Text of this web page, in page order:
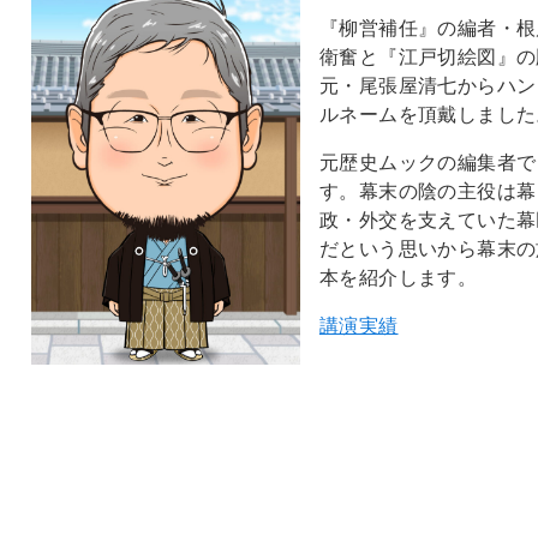
『柳営補任』の編者・
衛奮と『江戸切絵図』
元・尾張屋清七からハ
ルネームを頂戴しまし
元歴史ムックの編集者で
す。幕末の陰の主役は幕
政・外交を支えていた
だという思いから幕末
本を紹介します。
講演実績